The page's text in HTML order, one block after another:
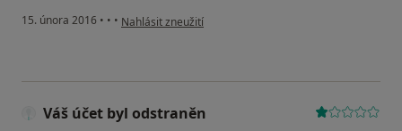
15. února 2016 • • • podle názoru uživatele Váš účet byl odstraněn
Nahlásit zneužití
Váš účet byl odstraněn